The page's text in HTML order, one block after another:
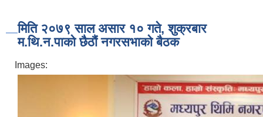
मिति २०७९ साल असार १० गते, शुक्रबार
म.थि.न.पाको छैठौं नगरसभाको बैठक
Images: